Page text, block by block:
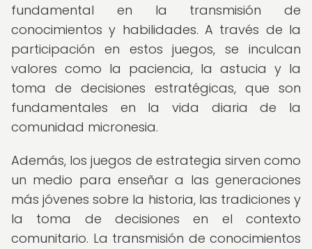
fundamental en la transmisión de
conocimientos y habilidades. A través de la
participación en estos juegos, se inculcan
valores como la paciencia, la astucia y la
toma de decisiones estratégicas, que son
fundamentales en la vida diaria de la
comunidad micronesia.
Además, los juegos de estrategia sirven como
un medio para enseñar a las generaciones
más jóvenes sobre la historia, las tradiciones y
la toma de decisiones en el contexto
comunitario. La transmisión de conocimientos